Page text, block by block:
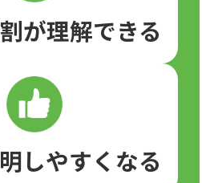
が理解できる
しやすくなる